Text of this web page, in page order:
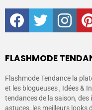
facebooktwitter
FLASHMODE
Flashmode Tendance la
et les blogueuses , Idées &
tendances de la saison,
astuces, les meilleurs looks